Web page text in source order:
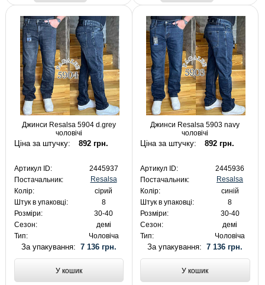
Джинси Resalsa 5904 d.grey
чоловічі
Ціна за штучку: 892 грн.
Артикул ID:
2445937
Постачальник:
Resalsa
Колір:
сірий
Штук в упаковці:
8
Розміри:
30-40
Сезон:
демі
Тип:
Чоловіча
За упакування: 7 136 грн.
У кошик
Джинси Resalsa 5903 navy
чоловічі
Ціна за штучку: 892 грн.
Артикул ID:
2445936
Постачальник:
Resalsa
Колір:
синій
Штук в упаковці:
8
Розміри:
30-40
Сезон:
демі
Тип:
Чоловіча
За упакування:7 136 грн.
У кошик